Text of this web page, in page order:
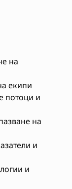
на
екипи
потоци и
на
и
и